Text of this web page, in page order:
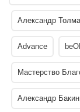
Александр
Advance
Мастерство
Александр Бакин